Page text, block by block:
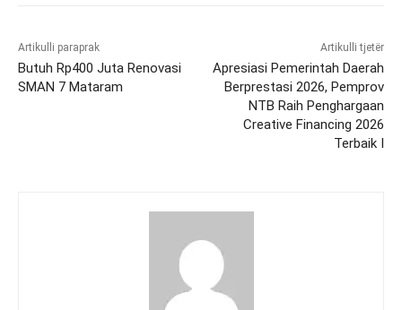
Artikulli paraprak
Butuh Rp400 Juta Renovasi
SMAN 7 Mataram
Artikulli tjetër
Apresiasi Pemerintah Daerah
Berprestasi 2026, Pemprov
NTB Raih Penghargaan
Creative Financing 2026
Terbaik I